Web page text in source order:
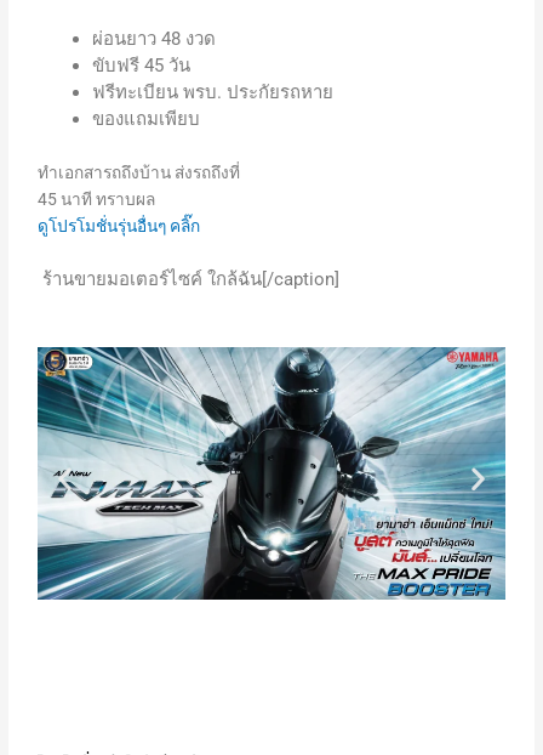
ผ่อนยาว 48 งวด
ขับฟรี 45 วัน
ฟรีทะเบียน พรบ. ประกัยรถหาย
ของแถมเพียบ
ทำเอกสารถถึงบ้าน ส่งรถถึงที่
45 นาที ทราบผล
ดูโปรโมชั่นรุ่นอื่นๆ คลิ๊ก
ร้านขายมอเตอร์ไซค์ ใกล้ฉัน[/caption]